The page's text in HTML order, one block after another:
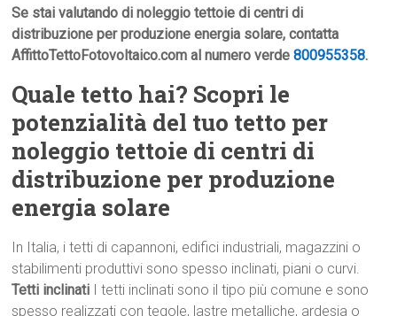
Se stai valutando di noleggio tettoie di centri di
distribuzione per produzione energia solare, contatta
AffittoTettoFotovoltaico.com al numero verde800955358.
Quale tetto hai? Scopri le
potenzialità del tuo tetto per
noleggio tettoie di centri di
distribuzione per produzione
energia solare
In Italia, i tetti di capannoni, edifici industriali, magazzini o
stabilimenti produttivi sono spesso inclinati, piani o curvi.
Tetti inclinati I tetti inclinati sono il tipo più comune e sono
spesso realizzati con tegole, lastre metalliche, ardesia o